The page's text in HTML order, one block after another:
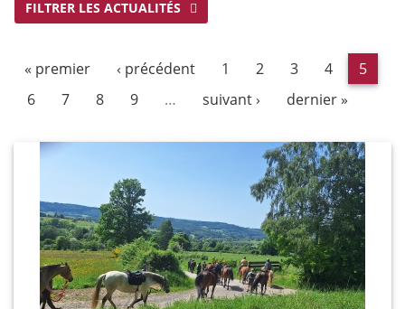
FILTRER LES ACTUALITÉS
« premier ‹ précédent 1 2 3 4
5
6
7 8 9 … suivant › dernier »